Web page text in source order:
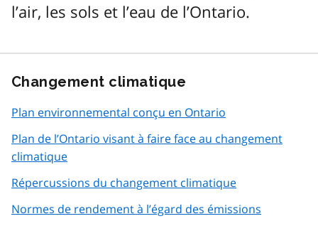
l’air, les sols et l’eau de l’Ontario.
Changement climatique
Plan environnemental conçu en Ontario
Plan de l’Ontario visant à faire face au changement
climatique
Répercussions du changement climatique
Normes de rendement à l’égard des émissions